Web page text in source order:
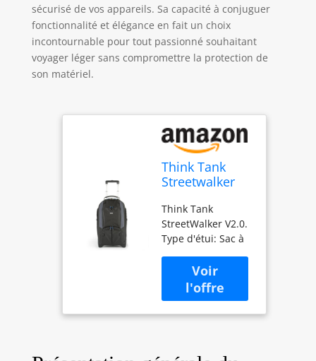
sécurisé de vos appareils. Sa capacité à conjuguer
fonctionnalité et élégance en fait un choix
incontournable pour tout passionné souhaitant
voyager léger sans compromettre la protection de
son matériel.
Think Tank
Streetwalker
Noir - Étuis et
Housses
d’appareils
Photo (Sac à
Dos, Universel,
Compartiment
pour
Notebook,
Think Tank
StreetWalker V2.0.
Type d'étui: Sac à
dos Compatibilité
de marque:
Universel Taille
maximum d'écran
de Notebook: 38,1